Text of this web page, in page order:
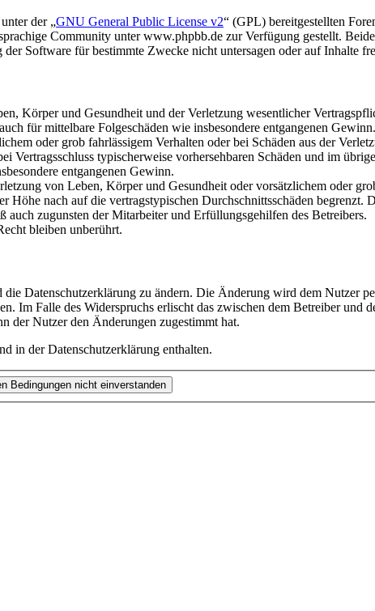
der „GNU General Public License v2“ (GPL) bereitgestellten
Community unter www.phpbb.de zur Verfügung gestellt.
Software für bestimmte Zwecke nicht untersagen oder auf Inhalte
Körper und Gesundheit und der Verletzung wesentlicher
für mittelbare Folgeschäden wie insbesondere entgangenen Gewinn.
oder grob fahrlässigem Verhalten oder bei Schäden aus der
typischerweise vorhersehbaren Schäden und im
entgangenen Gewinn.
von Leben, Körper und Gesundheit oder vorsätzlichem oder
Höhe nach auf die vertragstypischen Durchschnittsschäden begrenzt.
auch zugunsten der Mitarbeiter und Erfüllungsgehilfen des Betreibers.
bleiben unberührt.
Datenschutzerklärung zu ändern. Die Änderung wird dem Nutzer
Im Falle des Widerspruchs erlischt das zwischen dem Betreiber und
der Nutzer den Änderungen zugestimmt hat.
in der Datenschutzerklärung enthalten.